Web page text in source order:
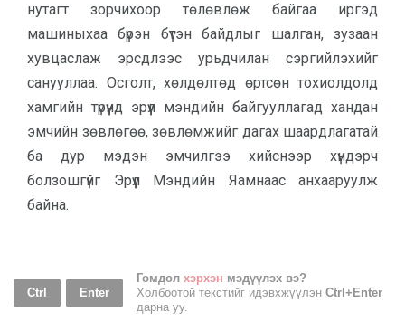
нутагт зорчихоор төлөвлөж байгаа иргэд
машиныхаа бүрэн бүтэн байдлыг шалган, зузаан
хувцаслаж эрсдлээс урьдчилан сэргийлэхийг
санууллаа. Осголт, хөлдөлтөд өртсөн тохиолдолд
хамгийн түрүүнд эрүүл мэндийн байгууллагад хандан
эмчийн зөвлөгөө, зөвлөмжийг дагах шаардлагатай
ба дур мэдэн эмчилгээ хийснээр хүндэрч
болзошгүйг Эрүүл Мэндийн Яамнаас анхааруулж
байна.
Ctrl Enter
Гомдол хэрхэн мэдүүлэх вэ?
Холбоотой текстийг идэвхжүүлэн Ctrl+Enter
дарна уу.